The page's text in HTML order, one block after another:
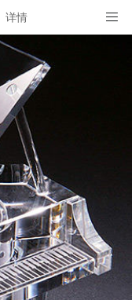
详情